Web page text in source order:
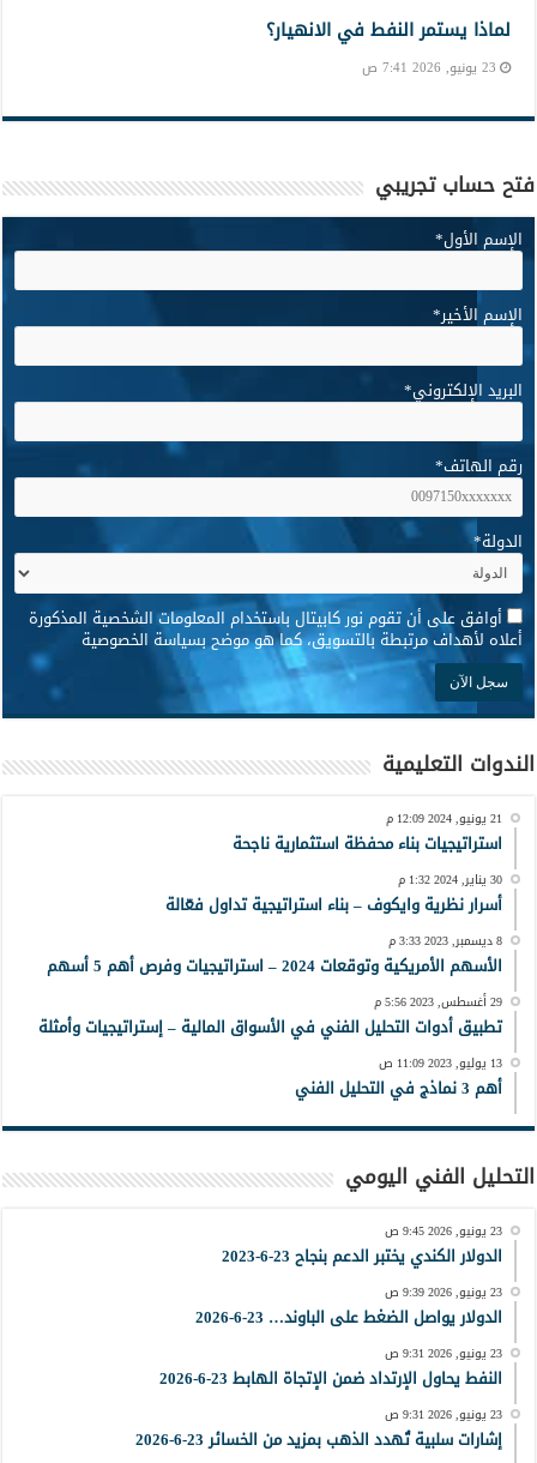
لماذا يستمر النفط في الانهيار؟
23 يونيو, 2026 7:41 ص
فتح حساب تجريبي
الإسم الأول*
الإسم الأخير*
البريد الإلكتروني*
رقم الهاتف*
الدولة*
* أوافق على أن تقوم نور كابيتال باستخدام المعلومات الشخصية المذكورة
أعلاه لأهداف مرتبطة بالتسويق، كما هو موضح بسياسة الخصوصية
الندوات التعليمية
21 يونيو, 2024 12:09 م
استراتيجيات بناء محفظة استثمارية ناجحة
30 يناير, 2024 1:32 م
أسرار نظرية وايكوف – بناء استراتيجية تداول فعّالة
8 ديسمبر, 2023 3:33 م
الأسهم الأمريكية وتوقعات 2024 – استراتيجيات وفرص أهم 5 أسهم
29 أغسطس, 2023 5:56 م
تطبيق أدوات التحليل الفني في الأسواق المالية – إستراتيجيات وأمثلة
13 يوليو, 2023 11:09 ص
أهم 3 نماذج في التحليل الفني
التحليل الفني اليومي
23 يونيو, 2026 9:45 ص
الدولار الكندي يختبر الدعم بنجاح 23-6-2023
23 يونيو, 2026 9:39 ص
الدولار يواصل الضغط على الباوند… 23-6-2026
23 يونيو, 2026 9:31 ص
النفط يحاول الإرتداد ضمن الإتجاة الهابط 23-6-2026
23 يونيو, 2026 9:31 ص
إشارات سلبية تُهدد الذهب بمزيد من الخسائر 23-6-2026